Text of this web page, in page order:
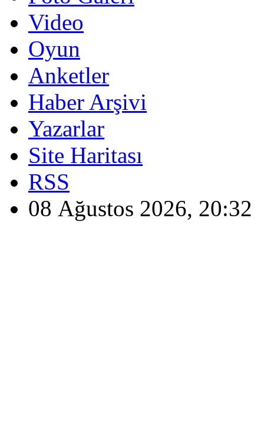
Video
Oyun
Anketler
Haber Arşivi
Yazarlar
Site Haritası
RSS
08 Ağustos 2026, 20:32